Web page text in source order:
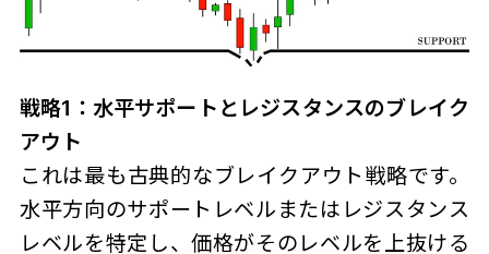
戦略1：水平サポートとレジスタンスのブレイク
アウト
これは最も古典的なブレイクアウト戦略です。
水平方向のサポートレベルまたはレジスタンス
レベルを特定し、価格がそのレベルを上抜ける